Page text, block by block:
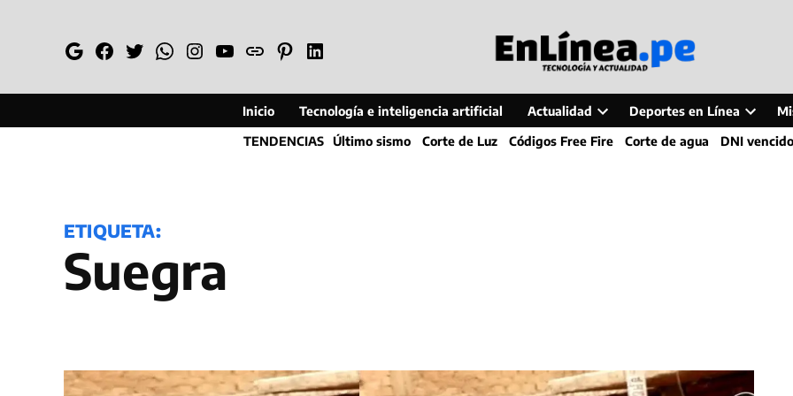
GoogleFacebook
TwitterWhatsapp
Instagram
YouTube
WebPinterestLinkedin
Inicio Tecnología e inteligencia artificial Actualidad
Open
dropdown
Deportes en Línea
Open
dropdown
TENDENCIAS Último sismo Corte de Luz Códigos Free Fire Corte de agua DNI vencido
ETIQUETA:
Suegra